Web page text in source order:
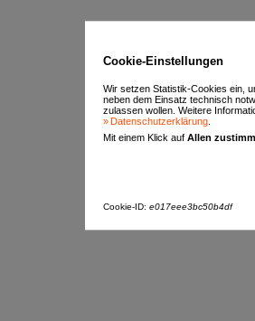
Cookie-Einstellungen
Wir setzen Statistik-Cookies ein,
neben dem Einsatz technisch
zulassen wollen. Weitere
Datenschutzerklärung
Mit einem Klick auf Allen
Cookie-ID: e017eee3bc50b4df